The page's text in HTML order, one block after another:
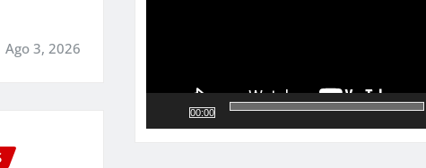
Ago 3, 2026
00:00